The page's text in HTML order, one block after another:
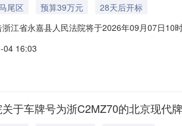
尾区 预算39万元
28天后开标
江省永嘉县人民法院将于2026年09月07日10
路136号阳光城世纪广场办公楼A#楼6层21办
04 16:03
于车牌号为浙C2MZ70的北京现代